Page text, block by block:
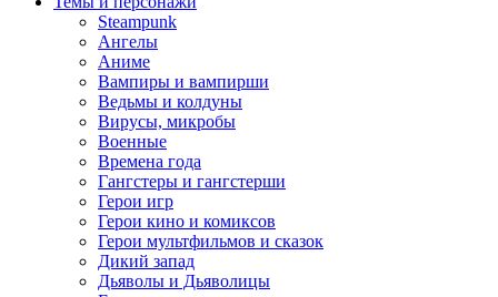
Steampunk
Ангелы
Аниме
Вампиры и вампирши
Ведьмы и колдуны
Вирусы, микробы
Военные
Времена года
Гангстеры и гангстерши
Герои игр
Герои кино и комиксов
Герои мультфильмов и сказок
Дикий запад
Дьяволы и Дьяволицы